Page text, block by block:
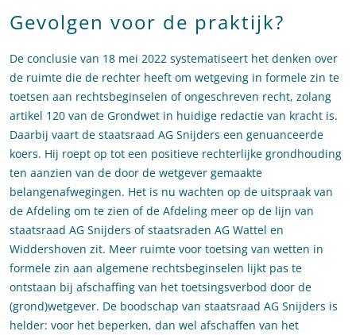
Gevolgen voor de praktijk?
De conclusie van 18 mei 2022 systematiseert het denken over
de ruimte die de rechter heeft om wetgeving in formele zin te
toetsen aan rechtsbeginselen of ongeschreven recht, zolang
artikel 120 van de Grondwet in huidige redactie van kracht is.
Daarbij vaart de staatsraad AG Snijders een genuanceerde
koers. Hij roept op tot een positieve rechterlijke grondhouding
ten aanzien van de door de wetgever gemaakte
belangenafwegingen. Het is nu wachten op de uitspraak van
de Afdeling om te zien of de Afdeling meer op de lijn van
staatsraad AG Snijders of staatsraden AG Wattel en
Widdershoven zit. Meer ruimte voor toetsing van wetten in
formele zin aan algemene rechtsbeginselen lijkt pas te
ontstaan bij afschaffing van het toetsingsverbod door de
(grond)wetgever. De boodschap van staatsraad AG Snijders is
helder: voor het beperken, dan wel afschaffen van het